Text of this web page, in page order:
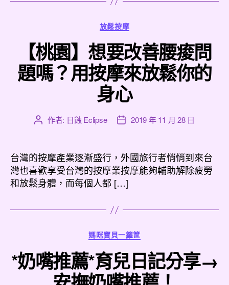
分
類
放鬆按摩
【桃園】想要改善腰痠問
題嗎？用按摩來放鬆你的
身心
文
者
作者: 日蝕 Eclipse
文
佈
日
期
2019 年 11 月 28 日
台灣的按摩產業逐漸盛行，外國旅行者悄悄到來台
灣也喜歡享受台灣的按摩業按摩能夠輔助解除疲勞
和放鬆身體，而每個人都 […]
分
類
媽咪寶貝一籮筐
*奶嘴推薦*育兒日記分享→